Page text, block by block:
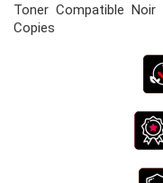
Toner Compatible
Copies